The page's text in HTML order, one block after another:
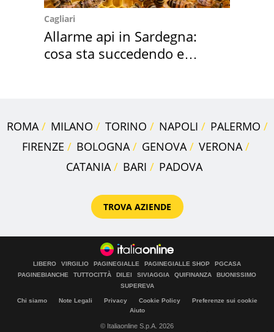
Cagliari
Allarme api in Sardegna:
cosa sta succedendo e
ROMA MILANO TORINO NAPOLI
PALERMO
FIRENZE
BOLOGNA GENOVA
VERONA
CATANIA
BARI PADOVA
TROVA AZIENDE
LIBERO VIRGILIO PAGINEGIALLE PAGINEGIALLE SHOP
PGCASA
PAGINEBIANCHE
TUTTOCITTÀ DILEI SIVIAGGIA QUIFINANZA
BUONISSIMO
SUPEREVA
Chi siamo Note Legali Privacy Cookie Policy
Preferenze sui cookie
Aiuto
© Italiaonline S.p.A. 2026